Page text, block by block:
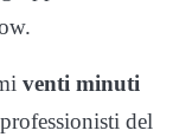
venti minuti
del